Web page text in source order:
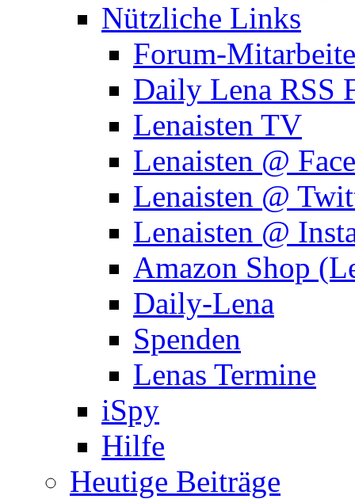
Nützliche Links
Forum-
Daily Lena RSS
Lenaisten TV
Lenaisten @
Lenaisten @
Lenaisten @
Amazon Shop
Daily-Lena
Spenden
Lenas Termine
iSpy
Hilfe
Heutige Beiträge